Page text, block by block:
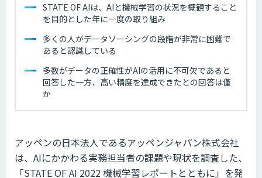
STATE OF AIは、AIと機械学習の状況を概観すること
を目的とした年に一度の取り組み
多くの人がデータソーシングの段階が非常に困難で
あると認識している
多数がデータの正確性がAIの活用に不可欠であると
回答した一方、高い精度を達成できたとの回答は僅
か
アッペンの日本法人であるアッペンジャパン株式会社
は、AIにかかわる実務担当者の課題や現状を調査した、
「STATE OF AI 2022 機械学習レポートとともに」を発